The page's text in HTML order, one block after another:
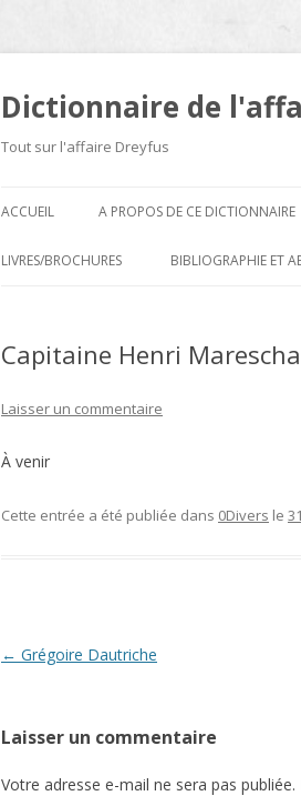
Dictionnaire de
Tout sur l'affaire Dreyfus
ACCUEIL A PROPOS DE CE DICTIONNAIRE
LIVRES/BROCHURES
D
BIBLIOGRAPHIE ET
Capitaine Henri
Laisser un commentaire
À venir
Cette entrée a été publiée dans 0Divers le
Navigation
← Grégoire Dautriche
Laisser un commentaire
Votre adresse e-mail ne sera pas publiée.